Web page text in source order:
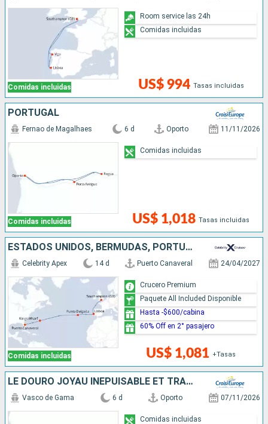
Comidas incluidas US$ 994 Tasas incluidas
Room service las 24h
Comidas incluidas
PORTUGAL
Comidas incluidas
Fernao de Magalhaes 6 d Oporto 11/11/2026
US$ 1,018 Tasas incluidas
Comidas incluidas
ESTADOS UNIDOS, BERMUDAS, PORTUGAL, REINO UNIDO
Comidas incluidas
Celebrity Apex 14 d Puerto Canaveral 24/04/2027
US$ 1,081 +Tasas
Crucero Premium
Paquete All Included Disponible
Hasta -$600/cabina
60% Off en 2° pasajero
LE DOURO JOYAU INÉPUISABLE ET TRADITIONS ANCESTRALES (FORMULE PORT-PORT)
Vasco de Gama 6 d Oporto 07/11/2026
Comidas incluidas